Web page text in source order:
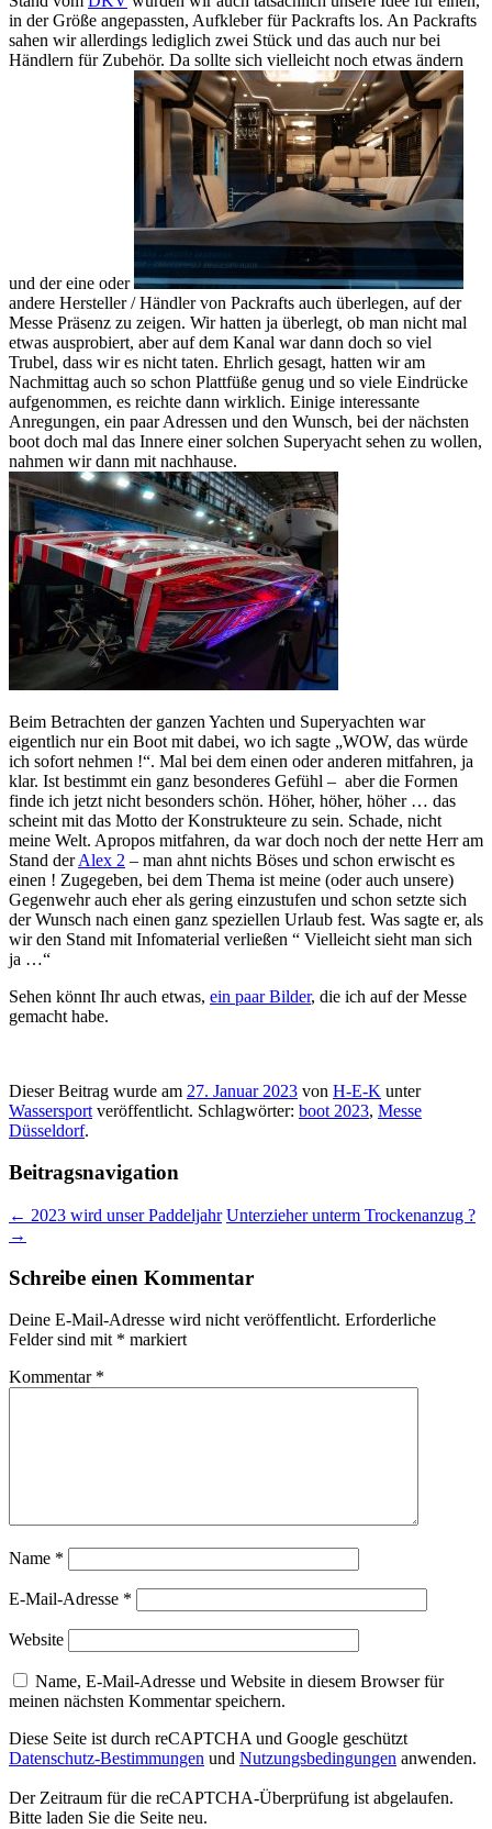
in der Größe angepassten, Aufkleber für Packrafts los. An Packrafts
sahen wir allerdings lediglich zwei Stück und das auch nur bei
Händlern für Zubehör. Da sollte sich vielleicht noch etwas ändern
und der eine oder
andere Hersteller / Händler von Packrafts auch überlegen, auf der
Messe Präsenz zu zeigen. Wir hatten ja überlegt, ob man nicht mal
etwas ausprobiert, aber auf dem Kanal war dann doch so viel
Trubel, dass wir es nicht taten. Ehrlich gesagt, hatten wir am
Nachmittag auch so schon Plattfüße genug und so viele Eindrücke
aufgenommen, es reichte dann wirklich. Einige interessante
Anregungen, ein paar Adressen und den Wunsch, bei der nächsten
boot doch mal das Innere einer solchen Superyacht sehen zu wollen,
nahmen wir dann mit nachhause.
Beim Betrachten der ganzen Yachten und Superyachten war
eigentlich nur ein Boot mit dabei, wo ich sagte „WOW, das würde
ich sofort nehmen !“. Mal bei dem einen oder anderen mitfahren, ja
klar. Ist bestimmt ein ganz besonderes Gefühl – aber die Formen
finde ich jetzt nicht besonders schön. Höher, höher, höher … das
scheint mit das Motto der Konstrukteure zu sein. Schade, nicht
meine Welt. Apropos mitfahren, da war doch noch der nette Herr am
Stand derAlex 2 – man ahnt nichts Böses und schon erwischt es
einen ! Zugegeben, bei dem Thema ist meine (oder auch unsere)
Gegenwehr auch eher als gering einzustufen und schon setzte sich
der Wunsch nach einen ganz speziellen Urlaub fest. Was sagte er, als
wir den Stand mit Infomaterial verließen “ Vielleicht sieht man sich
ja …“
Sehen könnt Ihr auch etwas, ein paar Bilder, die ich auf der Messe
gemacht habe.
Dieser Beitrag wurde am 27. Januar 2023 von H-E-K unter
Wassersport veröffentlicht. Schlagwörter: boot 2023, Messe
Düsseldorf.
Beitragsnavigation
← 2023 wird unser Paddeljahr Unterzieher unterm Trockenanzug ?
→
Schreibe einen Kommentar
Deine E-Mail-Adresse wird nicht veröffentlicht. Erforderliche
Felder sind mit * markiert
Kommentar *
Name *
E-Mail-Adresse *
Website
Name, E-Mail-Adresse und Website in diesem Browser für
meinen nächsten Kommentar speichern.
Diese Seite ist durch reCAPTCHA und Google geschützt
Datenschutz-Bestimmungen und Nutzungsbedingungen anwenden.
Der Zeitraum für die reCAPTCHA-Überprüfung ist abgelaufen.
Bitte laden Sie die Seite neu.